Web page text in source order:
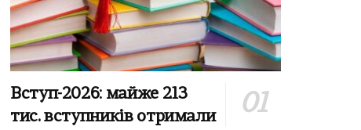
Вступ-2026: майже 213
тис. вступників отримали